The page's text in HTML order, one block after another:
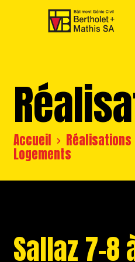
Accueil Réalisations
Logements
Sallaz 7-8